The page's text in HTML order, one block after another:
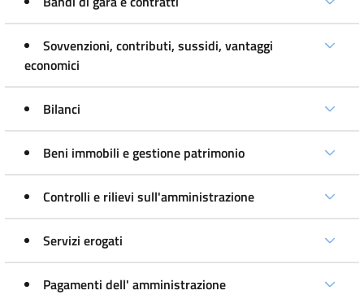
Sovvenzioni, contributi, sussidi, vantaggi
economici
Bilanci
Beni immobili e gestione patrimonio
Controlli e rilievi sull'amministrazione
Servizi erogati
Pagamenti dell' amministrazione